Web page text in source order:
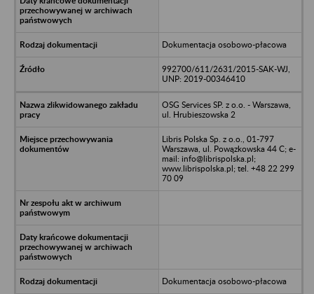
Dokumentacja osobowo-płacowa
992700/611/2631/2015-SAK-WJ,
UNP: 2019-00346410
OSG Services SP. z o.o. - Warszawa,
ul. Hrubieszowska 2
Libris Polska Sp. z o.o., 01-797
Warszawa, ul. Powązkowska 44 C; e-
mail: info@librispolska.pl;
www.librispolska.pl; tel. +48 22 299
70 09
Dokumentacja osobowo-płacowa